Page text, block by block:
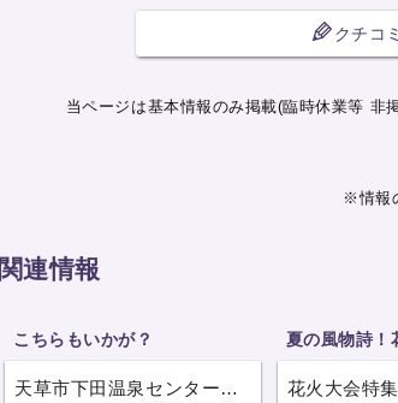
クチコ
当ページは基本情報のみ掲載(臨時休業等 非
※情報
関連情報
こちらもいかが？
天草市下田温泉センター白鷺館 （熊本）
夏の風物詩！
花火大会特集